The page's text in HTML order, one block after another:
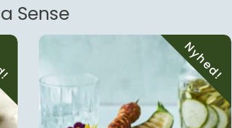
Sense
Nyhed!